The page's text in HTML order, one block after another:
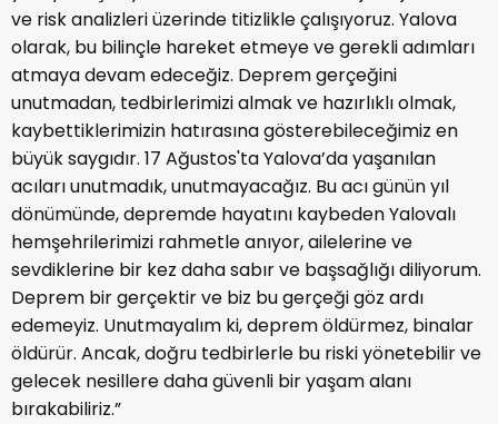
ve risk analizleri üzerinde titizlikle çalışıyoruz. Yalova
olarak, bu bilinçle hareket etmeye ve gerekli adımları
atmaya devam edeceğiz. Deprem gerçeğini
unutmadan, tedbirlerimizi almak ve hazırlıklı olmak,
kaybettiklerimizin hatırasına gösterebileceğimiz en
büyük saygıdır. 17 Ağustos'ta Yalova’da yaşanılan
acıları unutmadık, unutmayacağız. Bu acı günün yıl
dönümünde, depremde hayatını kaybeden Yalovalı
hemşehrilerimizi rahmetle anıyor, ailelerine ve
sevdiklerine bir kez daha sabır ve başsağlığı diliyorum.
Deprem bir gerçektir ve biz bu gerçeği göz ardı
edemeyiz. Unutmayalım ki, deprem öldürmez, binalar
öldürür. Ancak, doğru tedbirlerle bu riski yönetebilir ve
gelecek nesillere daha güvenli bir yaşam alanı
bırakabiliriz.”